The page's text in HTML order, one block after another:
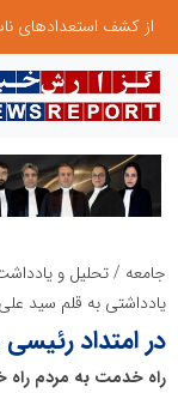
جامعه / تحلیل و
یادداشتی به قلم سید
در امتداد
راه خدمت به مردم راه